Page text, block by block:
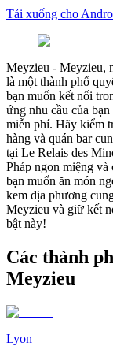
Tải xuống cho
Meyzieu - Meyzieu,
là một thành phố
bạn muốn kết nối
ứng nhu cầu của
miễn phí. Hãy kiểm
hàng và quán bar
tại Le Relais des
Pháp ngon miệng
bạn muốn ăn món
kem địa phương
Meyzieu và giữ kết
bật này!
Các thành
Meyzieu
Lyon